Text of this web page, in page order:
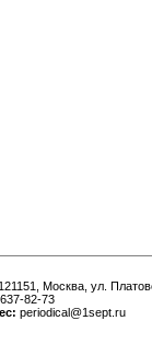
121151, Москва, ул.
82-73
periodical@1sept.ru